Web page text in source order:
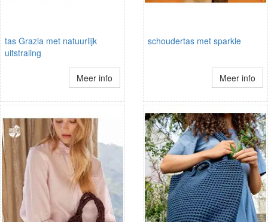
tas Grazia met natuurlijk
uitstraling
Meer info
schoudertas met sparkle
Meer info